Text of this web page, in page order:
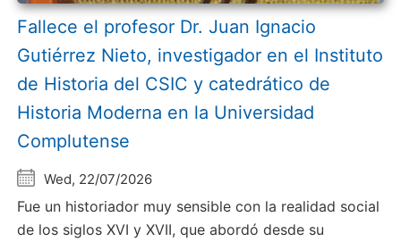
Fallece el profesor Dr. Juan Ignacio
Gutiérrez Nieto, investigador en el Instituto
de Historia del CSIC y catedrático de
Historia Moderna en la Universidad
Complutense
Wed, 22/07/2026
Fue un historiador muy sensible con la realidad social
de los siglos XVI y XVII, que abordó desde su